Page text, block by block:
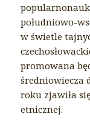
południowo-
w świetle
promowana
średniowiecza
roku zjawiła
etnicznej.